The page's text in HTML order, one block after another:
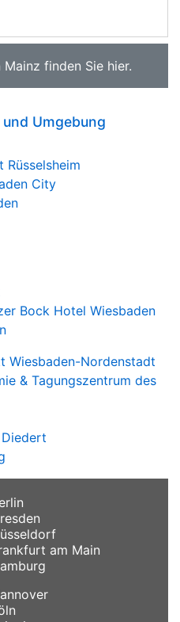
Mainz finden Sie hier.
Umgebung
City
Bock Hotel Wiesbaden
Wiesbaden-Nordenstadt
& Tagungszentrum des
am Main